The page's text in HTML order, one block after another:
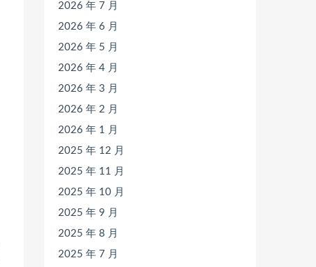
2026 年 7 月
2026 年 6 月
2026 年 5 月
2026 年 4 月
2026 年 3 月
2026 年 2 月
2026 年 1 月
2025 年 12 月
2025 年 11 月
2025 年 10 月
2025 年 9 月
2025 年 8 月
2025 年 7 月